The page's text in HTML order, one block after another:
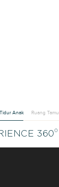
Anak Ruang Tamu
360 0